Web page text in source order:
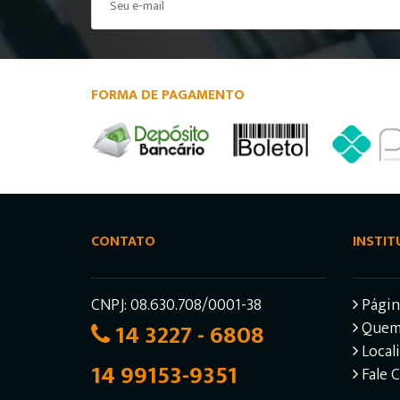
FORMA DE PAGAMENTO
CONTATO
CNPJ: 08.630.708/0001-38
14 3227 - 6808
14 99153-9351
Fale